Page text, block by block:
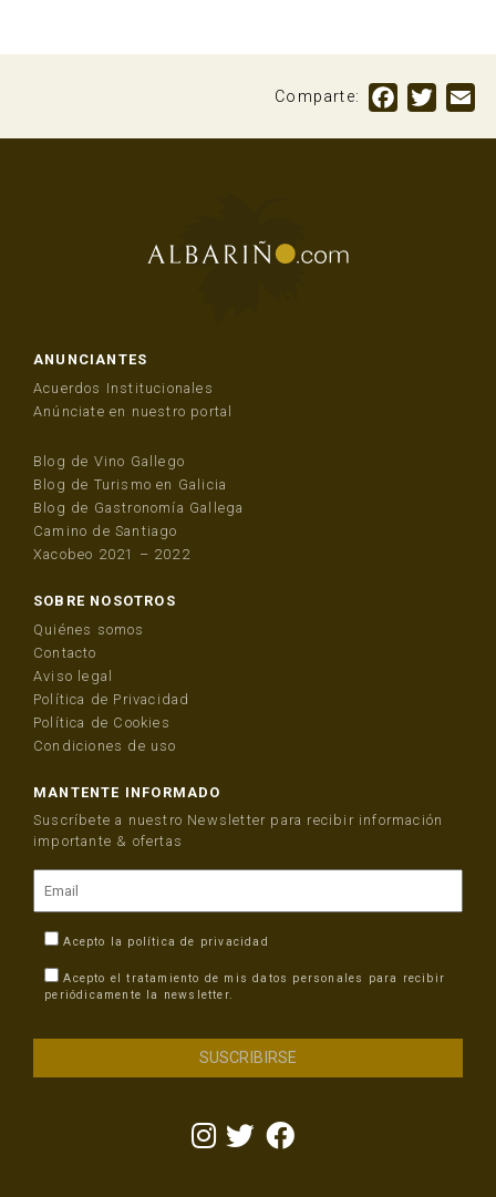
Comparte: Facebook
ANUNCIANTES
Acuerdos Institucionales
Anúnciate en nuestro portal
Blog de Vino Gallego
Blog de Turismo en Galicia
Blog de Gastronomía Gallega
Camino de Santiago
Xacobeo 2021 – 2022
SOBRE NOSOTROS
Quiénes somos
Contacto
Aviso legal
Política de Privacidad
Política de Cookies
Condiciones de uso
MANTENTE INFORMADO
Suscríbete a nuestro Newsletter para recibir información
importante & ofertas
Acepto la política de privacidad
Acepto el tratamiento de mis datos personales para recibir
periódicamente la newsletter.